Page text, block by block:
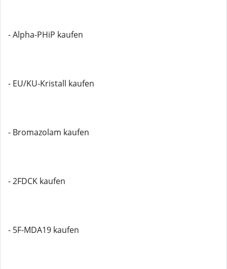
- Alpha-PHiP kaufen
- EU/KU-Kristall kaufen
- Bromazolam kaufen
- 2FDCK kaufen
- 5F-MDA19 kaufen